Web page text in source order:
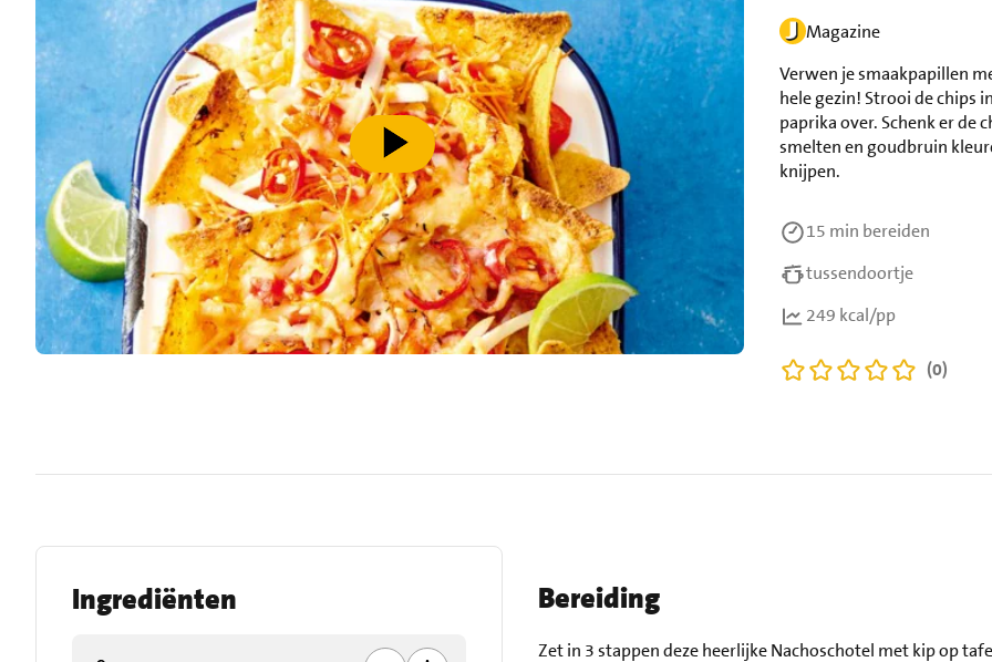
speel video af
Magazine
Verwen je smaakpapillen
hele gezin! Strooi de chips
paprika over. Schenk er de
smelten en goudbruin
knijpen.
15 min bereiden
tussendoortje
249 kcal/pp
(0)
Ingrediënten Bereiding
Zet in 3 stappen deze heerlijke Nachoschotel met kip op